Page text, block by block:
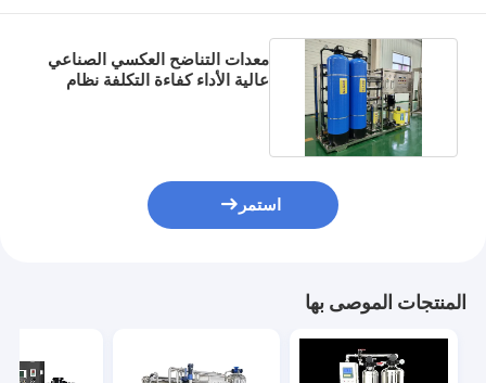
معدات التناضح العكسي الصناعي
عالية الأداء كفاءة التكلفة نظام
استمر
المنتجات الموصى بها